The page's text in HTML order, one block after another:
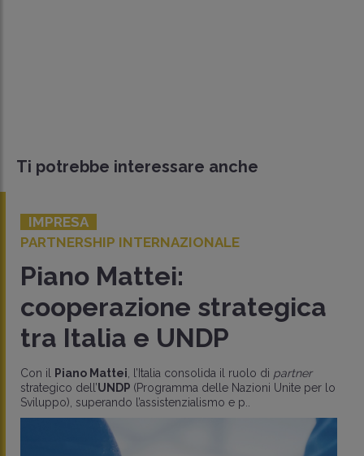
Ti potrebbe interessare anche
IMPRESA
PARTNERSHIP INTERNAZIONALE
Piano Mattei:
cooperazione strategica
tra Italia e UNDP
Con il Piano Mattei , l’Italia consolida il ruolo di partner
strategico dell’UNDP (Programma delle Nazioni Unite per lo
Sviluppo), superando l’assistenzialismo e p..